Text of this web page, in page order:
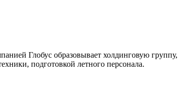
Глобус образовывает холдинговую группу,
подготовкой летного персонала.